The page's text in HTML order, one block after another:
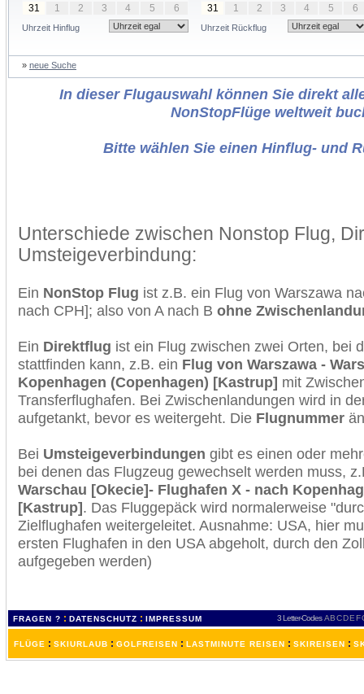
31
1 2 3 4 5 6
Uhrzeit Hinflug
31
1 2 3 4 5 6
Uhrzeit Rückflug
» neue Suche
In dieser Flugauswahl können Sie direkt
NonStopFlüge weltweit
Bitte wählen Sie einen Hinflug- und
Unterschiede zwischen Nonstop Flug,
Umsteigeverbindung:
Ein NonStop Flug ist z.B. ein Flug von Warszawa
nach CPH]; also von A nach B ohne
Ein Direktflug ist ein Flug zwischen zwei Orten, bei
stattfinden kann, z.B. ein Flug von Warszawa -
Kopenhagen (Copenhagen) [Kastrup] mit
Transferflughafen. Bei Zwischenlandungen wird in
aufgetankt, bevor es weitergeht. Die Flugnummer
Bei Umsteigeverbindungen gibt es einen oder
bei denen das Flugzeug gewechselt werden muss,
Warschau [Okecie]- Flughafen X - nach
[Kastrup]. Das Fluggepäck wird normalerweise
Zielflughafen weitergeleitet. Ausnahme: USA, hier
ersten Flughafen in den USA abgeholt, durch den
aufgegeben werden)
FRAGEN ? : DATENSCHUTZ : IMPRESSUM 3 Letter-Codes ABCDEF
FLÜGE : SKIURLAUB : GOLFREISEN : LASTMINUTE REISEN : SKIREISEN :